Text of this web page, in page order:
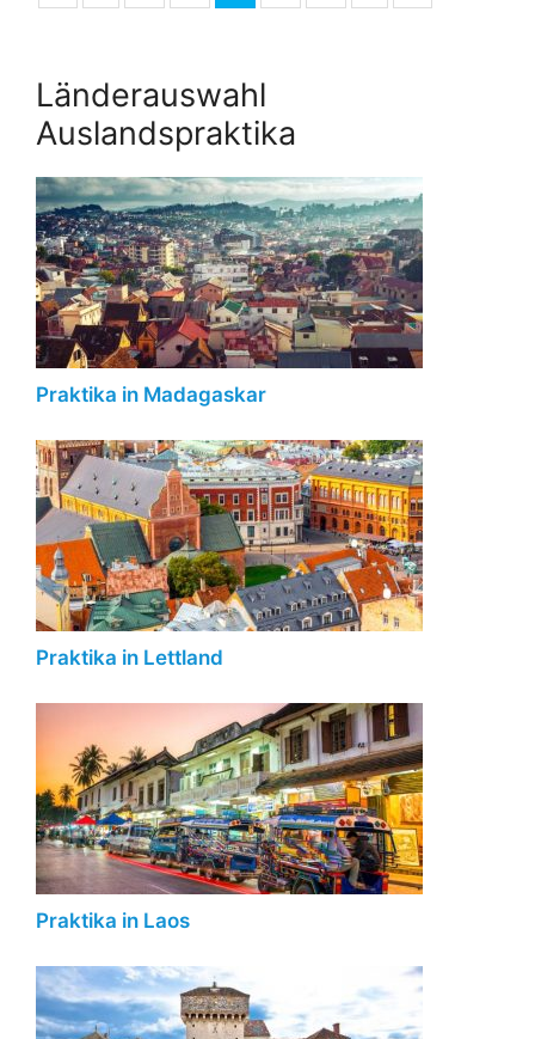
Länderauswahl
Auslandspraktika
Praktika in Madagaskar
Praktika in Lettland
Praktika in Laos